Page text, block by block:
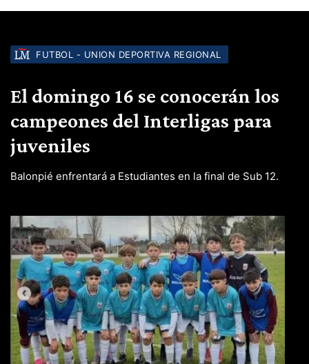
FUTBOL - UNION DEPORTIVA REGIONAL
El domingo 16 se conocerán los
campeones del Interligas para
juveniles
Balonpié enfrentará a Estudiantes en la final de Sub 12.